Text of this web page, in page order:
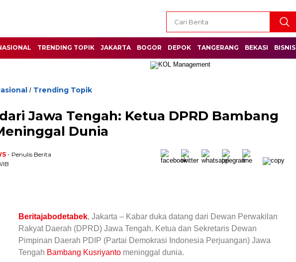
TRENDING TOPIK JAKARTA BOGOR DEPOK TANGERANG BEKASI BISNIS
/ Trending Topik
Jawa Tengah: Ketua DPRD Bambang
Dunia
- Penulis Berita
Beritajabodetabek, Jakarta – Kabar duka datang dari Dewan Perwakilan
Rakyat Daerah (DPRD) Jawa Tengah. Ketua dan Sekretaris Dewan
Pimpinan Daerah PDIP (Partai Demokrasi Indonesia Perjuangan) Jawa
Tengah Bambang Kusriyanto meninggal dunia.